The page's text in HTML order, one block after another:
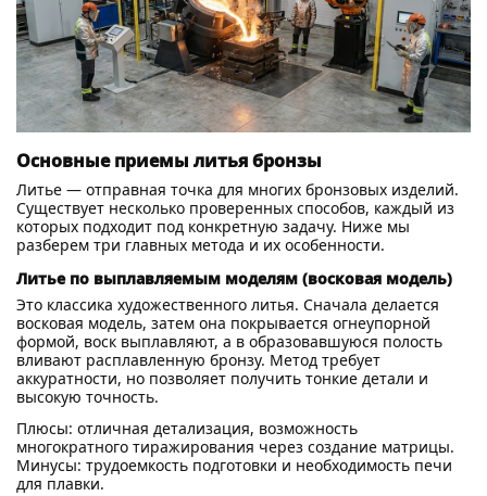
Основные приемы литья бронзы
Литье — отправная точка для многих бронзовых изделий.
Существует несколько проверенных способов, каждый из
которых подходит под конкретную задачу. Ниже мы
разберем три главных метода и их особенности.
Литье по выплавляемым моделям (восковая модель)
Это классика художественного литья. Сначала делается
восковая модель, затем она покрывается огнеупорной
формой, воск выплавляют, а в образовавшуюся полость
вливают расплавленную бронзу. Метод требует
аккуратности, но позволяет получить тонкие детали и
высокую точность.
Плюсы: отличная детализация, возможность
многократного тиражирования через создание матрицы.
Минусы: трудоемкость подготовки и необходимость печи
для плавки.